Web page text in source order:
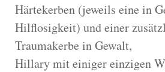
Härtekerben (jeweils eine in
Hilflosigkeit) und einer
Traumakerbe in Gewalt,
Hillary mit einiger einzigen